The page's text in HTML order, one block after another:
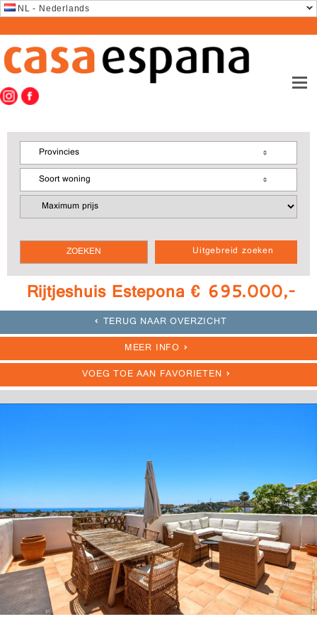
NL - Nederlands
Uitgebreid zoeken
Provincies
Soort woning
Rijtjeshuis Estepona € 695.000,-
TERUG NAAR OVERZICHT
MEER INFO
VOEG TOE AAN FAVORIETEN